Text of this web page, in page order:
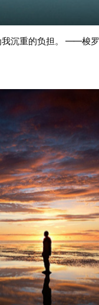
我沉重的负担。 ——梭罗